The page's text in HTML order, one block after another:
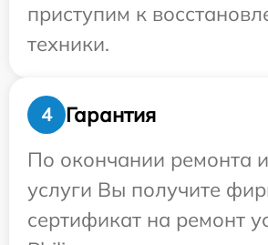
приступим к
техники.
4
Гарантия
По окончании ремонта
услуги Вы получите
сертификат на ремонт